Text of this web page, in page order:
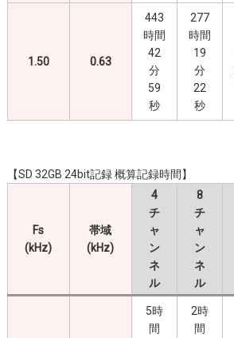
1.50 0.63
443
時間
42
分
59
秒
277
時間
19
分
22
秒
【SD 32GB 24bit記録 概算記録時間】
Fs
(kHz)
帯域
(kHz)
4
チ
ャ
ン
ネ
ル
8
チ
ャ
ン
ネ
ル
5時
間
2時
間